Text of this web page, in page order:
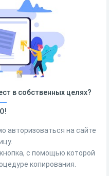
в собственных целях?
авторизоваться на сайте
с помощью которой
копирования.